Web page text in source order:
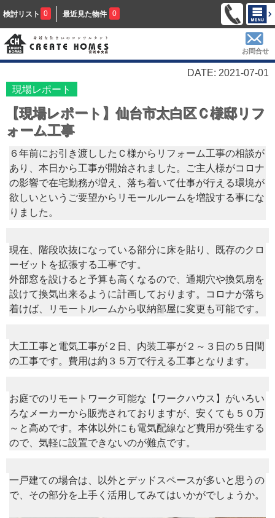
検討リスト 0 最近見た物件 0
お問合せ
DATE: 2021-07-01
現場レポート
【現場レポート】仙台市太白区Ｃ様邸リフ
ォーム工事
６年前にお引き渡ししたＣ様からリフォーム工事の相談が
あり、本日から工事が開始されました。ご主人様がコロナ
の影響で在宅勤務が増え、落ち着いて仕事が行える環境が
欲しいというご要望からリモールルームを増設する事にな
りました。
現在、階段吹抜になっている部分に床を貼り、既存のクロ
ーゼットを拡張する工事です。
外部窓を設けると予算も高くなるので、通期穴や換気扇を
設けて換気出来るように計画しております。コロナが落ち
着けば、リモートルームから収納部屋に変更も可能です。
大工工事と電気工事が２日、内装工事が２～３日の５日間
の工事です。費用は約３５万で行える工事となります。
お庭でのリモートワーク可能な【ワークハウス】がいろい
ろなメーカーから販売されておりますが、安くても５０万
～と高めです。本体以外にも電気配線など費用が発生する
ので、気軽に設置できないのが難点です。
一戸建ての場合は、以外とデッドスペースが多いと思うの
で、その部分を上手く活用してみてはいかがでしょうか。